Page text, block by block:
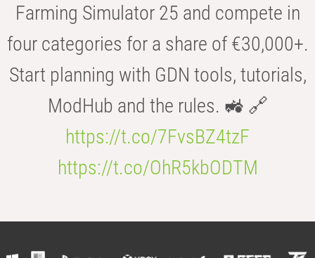
Farming Simulator 25 and compete in
four categories for a share of €30,000+.
Start planning with GDN tools, tutorials,
ModHub and the rules. 🚜 🔗
https://t.co/7FvsBZ4tzF
https://t.co/OhR5kbODTM